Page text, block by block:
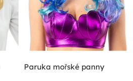
Paruka mořské panny